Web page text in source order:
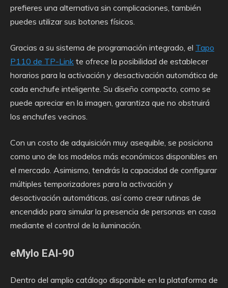
prefieres una alternativa sin complicaciones, también
puedes utilizar sus botones físicos.
Gracias a su sistema de programación integrado, el Tapo
P110 de TP-Link te ofrece la posibilidad de establecer
horarios para la activación y desactivación automática de
cada enchufe inteligente. Su diseño compacto, como se
puede apreciar en la imagen, garantiza que no obstruirá
los enchufes vecinos.
Con un costo de adquisición muy asequible, se posiciona
como uno de los modelos más económicos disponibles en
el mercado. Asimismo, tendrás la capacidad de configurar
múltiples temporizadores para la activación y
desactivación automáticas, así como crear rutinas de
encendido para simular la presencia de personas en casa
mediante el control de la iluminación.
eMylo EAI-90
Dentro del amplio catálogo disponible en la plataforma de